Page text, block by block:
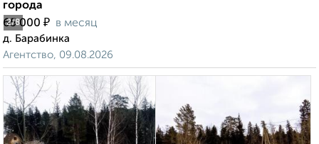
2/8
города
65 000 ₽ в месяц
д. Барабинка
Агентство, 09.08.2026